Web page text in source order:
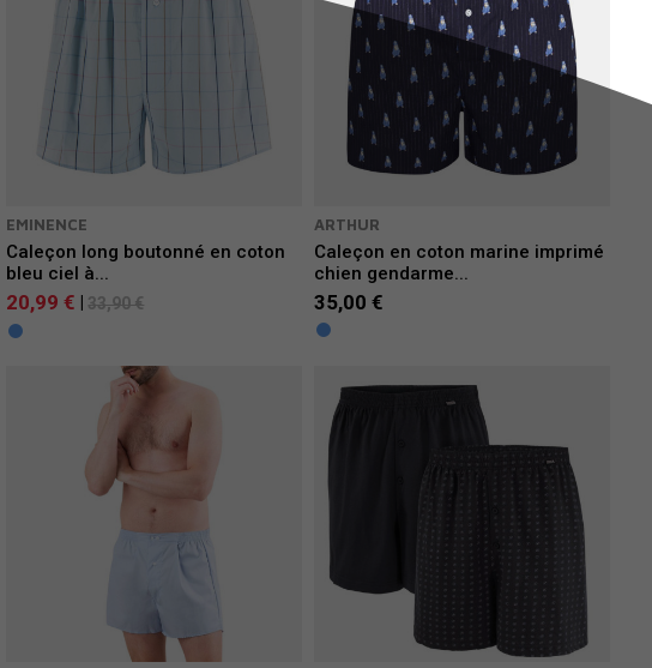
EMINENCE
Caleçon long boutonné en coton
bleu ciel à...
20,99 € 33,90 €
ARTHUR
Caleçon en coton marine imprimé
chien gendarme...
35,00 €